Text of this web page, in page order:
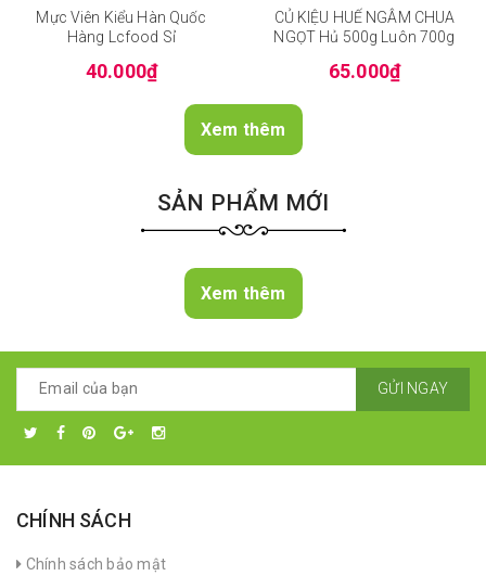
Mực Viên Kiểu Hàn Quốc
Hàng Lcfood Sỉ
40.000₫
CỦ KIỆU HUẾ NGÂM CHUA
NGỌT Hủ 500g Luôn 700g
65.000₫
Xem thêm
SẢN PHẨM MỚI
Xem thêm
GỬI NGAY
CHÍNH SÁCH
Chính sách bảo mật